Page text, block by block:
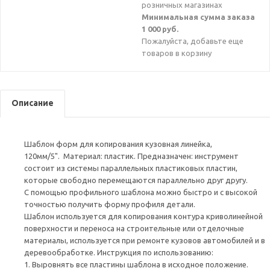
розничных магазинах
Минимальная сумма заказа
1 000 руб.
Пожалуйста, добавьте еще
товаров в корзину
Описание
Шаблон форм для копирования кузовная линейка,
120мм/5". Материал: пластик. Предназначен: инструмент
состоит из системы параллельных пластиковых пластин,
которые свободно перемещаются параллельно друг другу.
С помощью профильного шаблона можно быстро и с высокой
точностью получить форму профиля детали.
Шаблон используется для копирования контура криволинейной
поверхности и переноса на строительные или отделочные
материалы, используется при ремонте кузовов автомобилей и в
деревообработке. Инструкция по использованию:
1. Выровнять все пластины шаблона в исходное положение.